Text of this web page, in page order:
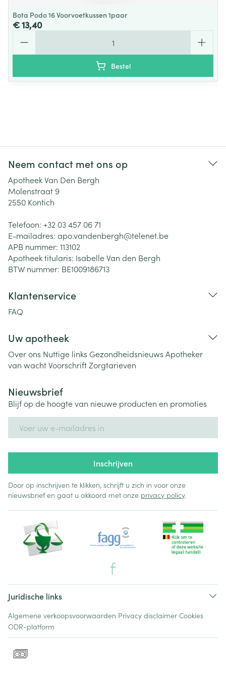
Bota Podo 16 Voorvoetkussen 1paar
€ 13,40
Bestel
Neem contact met ons op
Apotheek Van Den Bergh
Molenstraat 9
2550 Kontich
Telefoon: +32 03 457 06 71
E-mailadres: apo.vandenbergh@telenet.be
APB nummer: 113102
Apotheek titularis: Isabelle Van den Bergh
BTW nummer: BE1009186713
Klantenservice
FAQ
Uw apotheek
Over ons Nuttige links Gezondheidsnieuws Apotheker
van wachtVoorschriftZorgtarieven
Nieuwsbrief
Blijf op de hoogte van nieuwe producten en promoties
Inschrijven
Door op inschrijven te klikken, schrijft u zich in voor onze
nieuwsbrief en gaat u akkoord met onze privacy policy.
Juridische links
Algemene verkoopsvoorwaarden Privacy disclaimer Cookies
ODR-platform